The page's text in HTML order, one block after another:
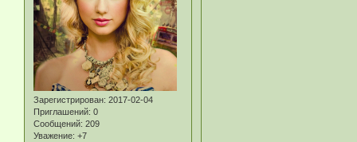
Зарегистрирован: 2017-02-04
Приглашений: 0
Сообщений: 209
Уважение: +7